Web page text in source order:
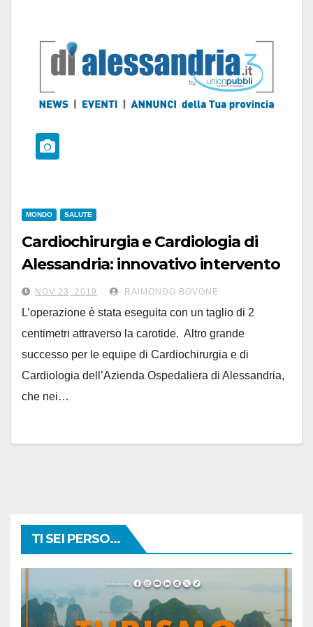
MONDO SALUTE
Cardiochirurgia e Cardiologia di
Alessandria: innovativo intervento
di sostituzione della valvola aortica
NOV 23, 2019 RAIMONDO BOVONE
L’operazione è stata eseguita con un taglio di 2
centimetri attraverso la carotide. Altro grande
successo per le equipe di Cardiochirurgia e di
Cardiologia dell’Azienda Ospedaliera di Alessandria,
che nei…
TI SEI PERSO...